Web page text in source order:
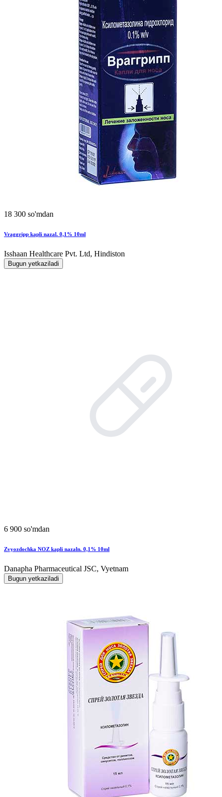
18 300 so'mdan
Vraggripp kapli nazal. 0,1% 10ml
Isshaan Healthcare Pvt. Ltd, Hindiston
Bugun yetkaziladi
6 900 so'mdan
Zvyozdochka NOZ kapli nazaln. 0,1% 10ml
Danapha Pharmaceutical JSC, Vyetnam
Bugun yetkaziladi